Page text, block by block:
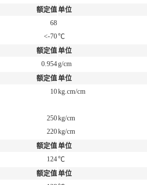
额定值单位
68
<-70℃
额定值单位
0.954g/cm
额定值单位
10kg.cm/cm
250kg/cm
220kg/cm
额定值单位
124℃
额定值单位